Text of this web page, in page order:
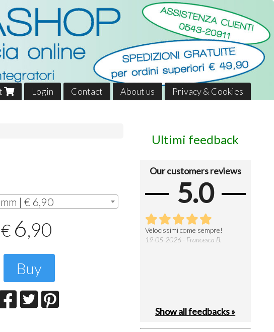
Login Contact About us Privacy & Cookies
| € 6,90
€ 6,90
Buy
Ultimi feedback
Our customers reviews
5.0
molto
Si tratta del mio primo acquisto e
devo dire che sono rimasto
l’immediata disponibilità dei pr ...
Velocissimi come sempre!
19-05-2026 - Francesca B.
Show all feedbacks »